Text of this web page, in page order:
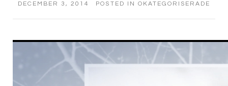
DECEMBER 3, 2014 POSTED IN OKATEGORISERADE